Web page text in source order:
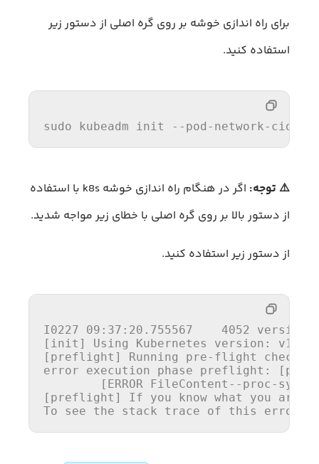
برای راه اندازی خوشه بر روی گره اصلی از دستور زیر
استفاده کنید.
sudo kubeadm init --pod-network-cidr=
⚠️ توجه:
اگر در هنگام راه اندازی خوشه k8s با استفاده
از دستور بالا بر روی گره اصلی با خطای زیر مواجه شدید.
از دستور زیر استفاده کنید.
I0227 09:37:20.755567    4052
[init] Using Kubernetes version:
[preflight] Running pre-flight checks
error execution phase preflight:
[ERROR FileContent--proc-sys-
[preflight] If you know what you are
To see the stack trace of this error